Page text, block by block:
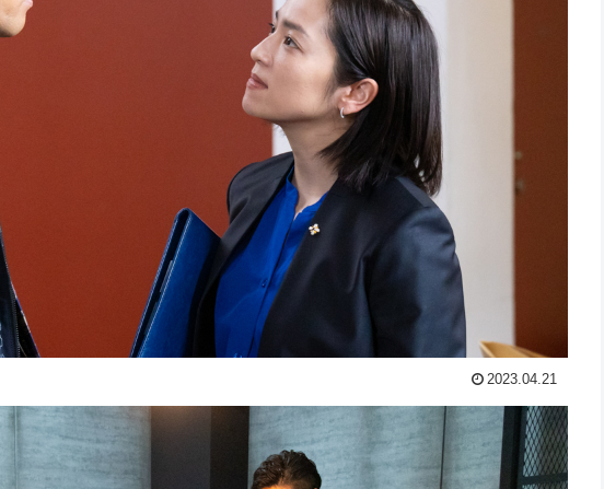
2023.04.21